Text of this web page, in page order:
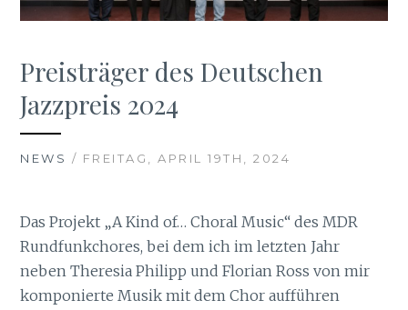
Preisträger des Deutschen
Jazzpreis 2024
NEWS / FREITAG, APRIL 19TH, 2024
Das Projekt „A Kind of… Choral Music“ des MDR
Rundfunkchores, bei dem ich im letzten Jahr
neben Theresia Philipp und Florian Ross von mir
komponierte Musik mit dem Chor aufführen